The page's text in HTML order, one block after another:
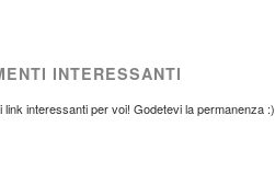
INTERESSANTI
link interessanti per voi! Godetevi la permanenza :)